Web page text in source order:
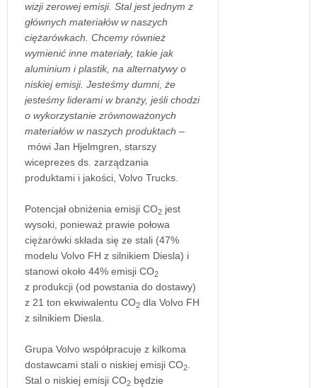
wizji zerowej emisji. Stal jest jednym z
głównych materiałów w naszych
ciężarówkach. Chcemy również
wymienić inne materiały, takie jak
aluminium i plastik, na alternatywy o
niskiej emisji. Jesteśmy dumni, że
jesteśmy liderami w branży, jeśli chodzi
o wykorzystanie zrównoważonych
materiałów w naszych produktach –
mówi Jan Hjelmgren, starszy
wiceprezes ds. zarządzania
produktami i jakości, Volvo Trucks.
Potencjał obniżenia emisji CO2 jest
wysoki, ponieważ prawie połowa
ciężarówki składa się ze stali (47%
modelu Volvo FH z silnikiem Diesla) i
stanowi około 44% emisji CO2
z produkcji (od powstania do dostawy)
z 21 ton ekwiwalentu CO2 dla Volvo FH
z silnikiem Diesla.
Grupa Volvo współpracuje z kilkoma
dostawcami stali o niskiej emisji CO2
Stal o niskiej emisji CO2 będzie